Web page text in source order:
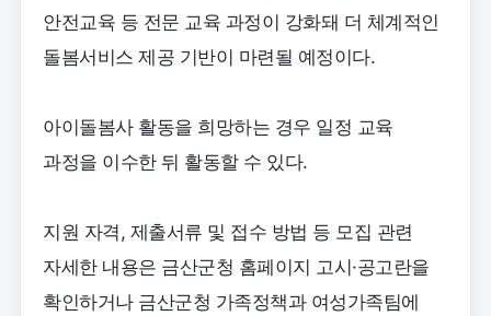
안전교육 등 전문 교육 과정이 강화돼 더 체계적인
돌봄서비스 제공 기반이 마련될 예정이다.
아이돌봄사 활동을 희망하는 경우 일정 교육
과정을 이수한 뒤 활동할 수 있다.
지원 자격, 제출서류 및 접수 방법 등 모집 관련
자세한 내용은 금산군청 홈페이지 고시·공고란을
확인하거나 금산군청 가족정책과 여성가족팀에